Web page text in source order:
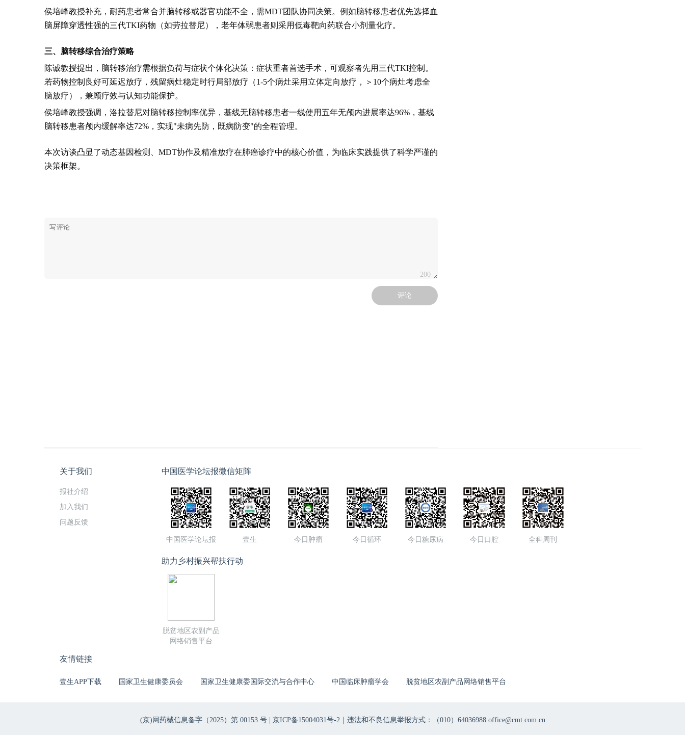
侯培峰教授补充，耐药患者常合并脑转移或器官功能不全，需MDT团队协同决策。例如脑转移患者优先选择血
脑屏障穿透性强的三代TKI药物（如劳拉替尼），老年体弱患者则采用低毒靶向药联合小剂量化疗。
三、脑转移综合治疗策略
陈诚教授提出，脑转移治疗需根据负荷与症状个体化决策：症状重者首选手术，可观察者先用三代TKI控制。
若药物控制良好可延迟放疗，残留病灶稳定时行局部放疗（1-5个病灶采用立体定向放疗，＞10个病灶考虑全
脑放疗），兼顾疗效与认知功能保护。
侯培峰教授强调，洛拉替尼对脑转移控制率优异，基线无脑转移患者一线使用五年无颅内进展率达96%，基线
脑转移患者颅内缓解率达72%，实现"未病先防，既病防变"的全程管理。
本次访谈凸显了动态基因检测、MDT协作及精准放疗在肺癌诊疗中的核心价值，为临床实践提供了科学严谨的
决策框架。
200
评论
关于我们
报社介绍
加入我们
问题反馈
中国医学论坛报微信矩阵
中国医学论坛报 壹生 今日肿瘤 今日循环 今日糖尿病 今日口腔 全科周刊
助力乡村振兴帮扶行动
脱贫地区农副产品
网络销售平台
友情链接
壹生APP下载 国家卫生健康委员会 国家卫生健康委国际交流与合作中心 中国临床肿瘤学会 脱贫地区农副产品网络销售平台
(京)网药械信息备字（2025）第 00153 号 | 京ICP备15004031号-2｜违法和不良信息举报方式：（010）64036988 office@cmt.com.cn